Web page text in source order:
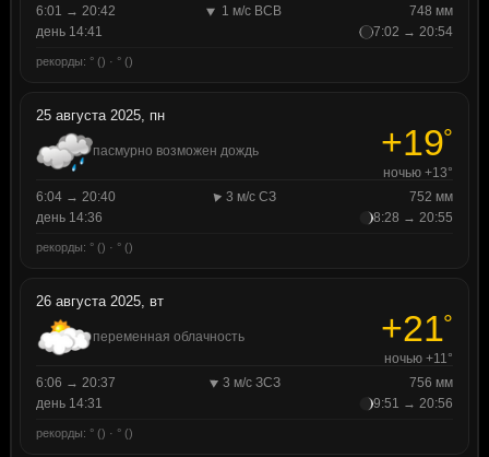
6:01 → 20:42
1 м/с ВСВ
748 мм
день 14:41
7:02 → 20:54
рекорды: ° () · ° ()
25 августа 2025, пн
пасмурно возможен дождь +19°
ночью +13°
6:04 → 20:40
3 м/с СЗ
752 мм
день 14:36
8:28 → 20:55
рекорды: ° () · ° ()
26 августа 2025, вт
переменная облачность +21°
ночью +11°
6:06 → 20:37
3 м/с ЗСЗ
756 мм
день 14:31
9:51 → 20:56
рекорды: ° () · ° ()